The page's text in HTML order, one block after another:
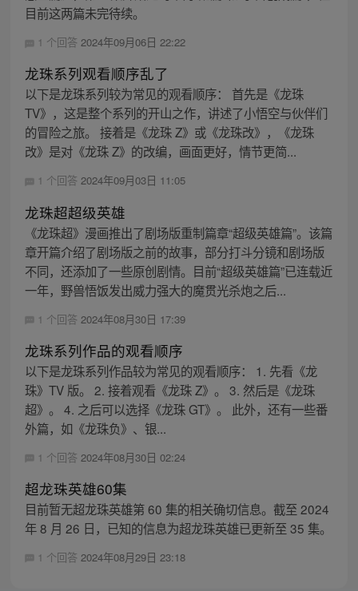
目前这两篇未完待续。
1 个回答 2024年09月06日 22:22
龙珠系列观看顺序乱了
以下是龙珠系列较为常见的观看顺序： 首先是《龙珠
TV》，这是整个系列的开山之作，讲述了小悟空与伙伴们
的冒险之旅。 接着是《龙珠 Z》或《龙珠改》，《龙珠
改》是对《龙珠 Z》的改编，画面更好，情节更简...
1 个回答 2024年09月03日 11:05
龙珠超超级英雄
《龙珠超》漫画推出了剧场版重制篇章“超级英雄篇”。该篇
章开篇介绍了剧场版之前的故事，部分打斗分镜和剧场版
不同，还添加了一些原创剧情。目前“超级英雄篇”已连载近
一年，野兽悟饭发出威力强大的魔贯光杀炮之后...
1 个回答 2024年08月30日 17:39
龙珠系列作品的观看顺序
以下是龙珠系列作品较为常见的观看顺序： 1. 先看《龙
珠》TV 版。 2. 接着观看《龙珠 Z》。 3. 然后是《龙珠
超》。 4. 之后可以选择《龙珠 GT》。 此外，还有一些番
外篇，如《龙珠负》、银...
1 个回答 2024年08月30日 02:24
超龙珠英雄60集
目前暂无超龙珠英雄第 60 集的相关确切信息。截至 2024
年 8 月 26 日，已知的信息为超龙珠英雄已更新至 35 集。
1 个回答 2024年08月29日 23:18